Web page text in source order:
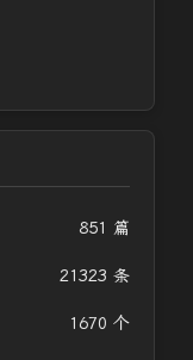
851 篇
21323 条
1670 个